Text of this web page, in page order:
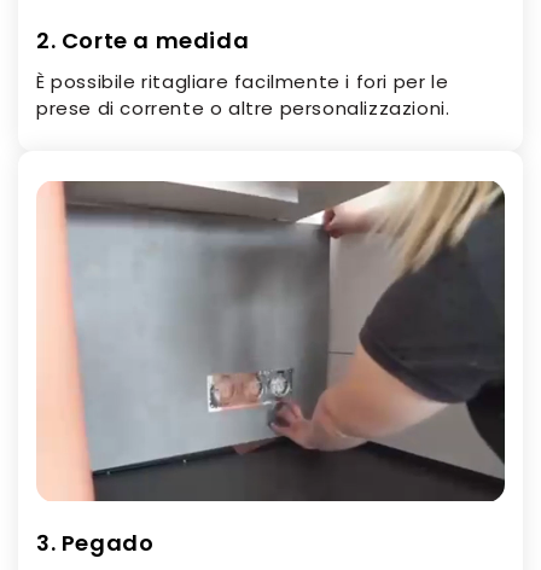
2. Corte a medida
È possibile ritagliare facilmente i fori per le
prese di corrente o altre personalizzazioni.
3. Pegado